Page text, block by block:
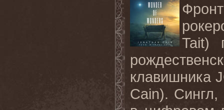
Tait)
клавишника
Cain).